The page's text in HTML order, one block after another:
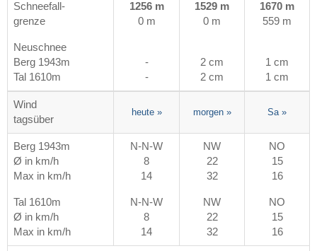
Schneefall-
grenze
1256 m
0 m
1529 m
0 m
1670 m
559 m
Neuschnee
Berg 1943m
Tal 1610m
-
-
2 cm
2 cm
1 cm
1 cm
Wind
tagsüber
heute » morgen » Sa »
Berg 1943m
Ø in km/h
Max in km/h
N-N-W
8
14
NW
22
32
NO
15
16
Tal 1610m
Ø in km/h
Max in km/h
N-N-W
8
14
NW
22
32
NO
15
16